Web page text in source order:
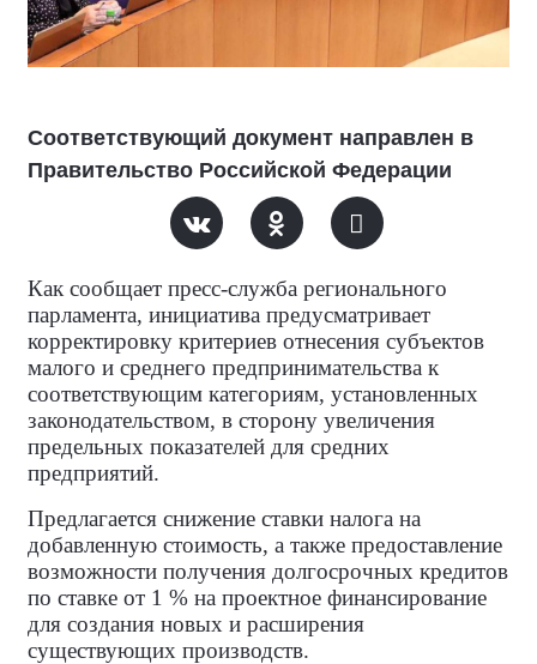
Соответствующий документ направлен в
Правительство Российской Федерации
Как сообщает пресс-служба регионального
парламента, инициатива предусматривает
корректировку критериев отнесения субъектов
малого и среднего предпринимательства к
соответствующим категориям, установленных
законодательством, в сторону увеличения
предельных показателей для средних
предприятий.
Предлагается снижение ставки налога на
добавленную стоимость, а также предоставление
возможности получения долгосрочных кредитов
по ставке от 1 % на проектное финансирование
для создания новых и расширения
существующих производств.